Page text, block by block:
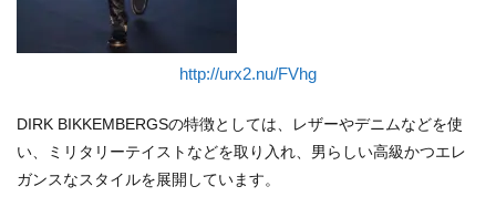
http://urx2.nu/FVhg
DIRK BIKKEMBERGSの特徴としては、レザーやデニムなどを使
い、ミリタリーテイストなどを取り入れ、男らしい高級かつエレ
ガンスなスタイルを展開しています。